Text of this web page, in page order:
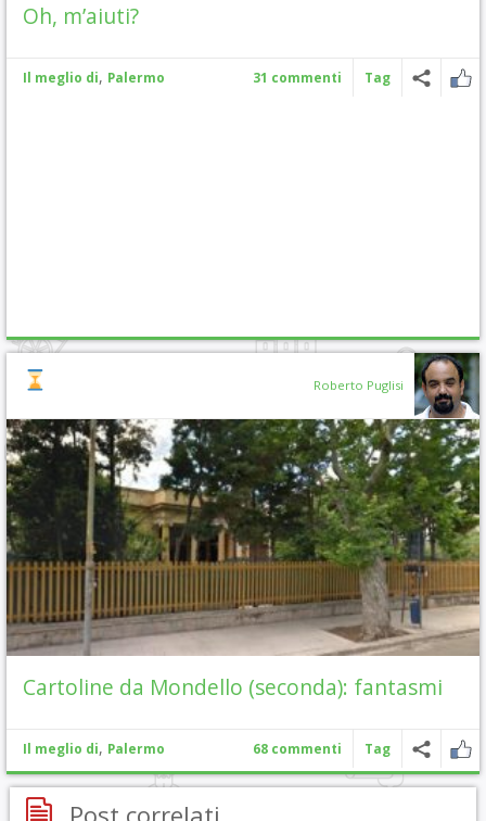
Oh, m’aiuti?
Il meglio di, Palermo 31 commenti Tag
Roberto Puglisi
Cartoline da Mondello (seconda): fantasmi
Il meglio di, Palermo 68 commenti Tag
Post correlati